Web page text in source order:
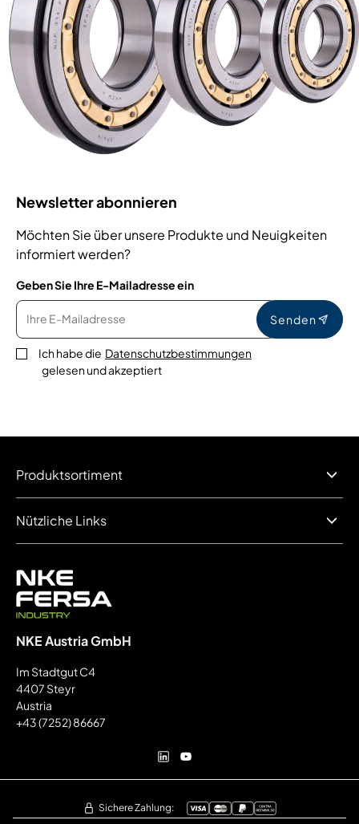
Newsletter abonnieren
Möchten Sie über unsere Produkte und Neuigkeiten
informiert werden?
Geben Sie Ihre E-Mailadresse ein
Senden
Ich habe die Datenschutzbestimmungen
gelesen und akzeptiert
NKE Austria GmbH
Im Stadtgut C4
4407 Steyr
Austria
+43 (7252) 86667
Produktsortiment
Nützliche Links
Sichere Zahlung: